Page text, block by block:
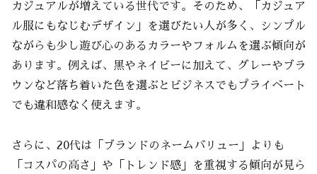
カジュアルが増えている世代です。そのため、「カジュア
ル服にもなじむデザイン」を選びたい人が多く、シンプル
ながらも少し遊び心のあるカラーやフォルムを選ぶ傾向が
あります。例えば、黒やネイビーに加えて、グレーやブラ
ウンなど落ち着いた色を選ぶとビジネスでもプライベート
でも違和感なく使えます。
さらに、20代は「ブランドのネームバリュー」よりも
「コスパの高さ」や「トレンド感」を重視する傾向が見ら